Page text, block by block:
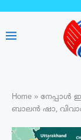
Home » നേപ്പാൾ
ബാലൻ ഷാ,